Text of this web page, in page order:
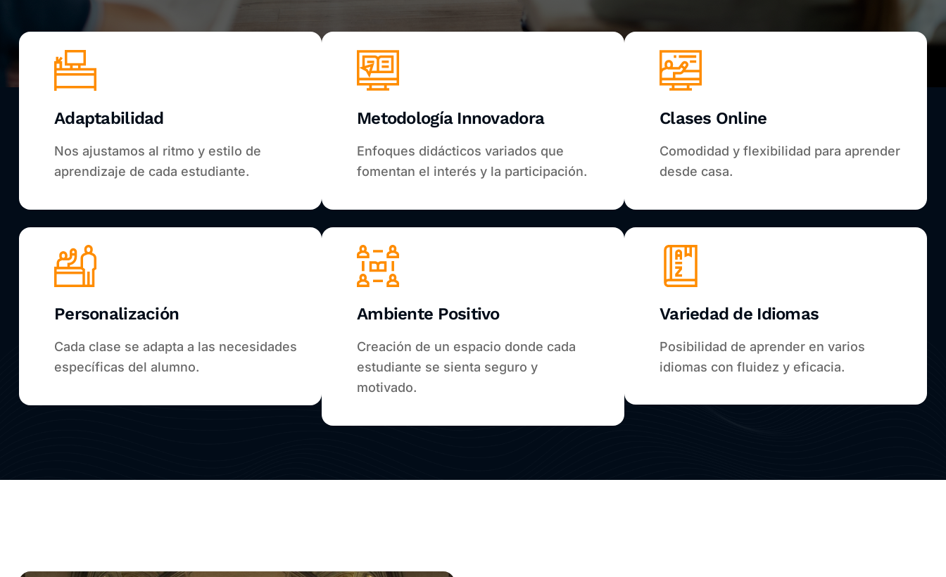
Adaptabilidad
Nos ajustamos al ritmo y estilo de
aprendizaje de cada estudiante.
Metodología Innovadora
Enfoques didácticos variados que
fomentan el interés y la participación.
Clases Online
Comodidad y flexibilidad para aprender
desde casa.
Personalización
Cada clase se adapta a las necesidades
específicas del alumno.
Ambiente Positivo
Creación de un espacio donde cada
estudiante se sienta seguro y
motivado.
Variedad de Idiomas
Posibilidad de aprender en varios
idiomas con fluidez y eficacia.